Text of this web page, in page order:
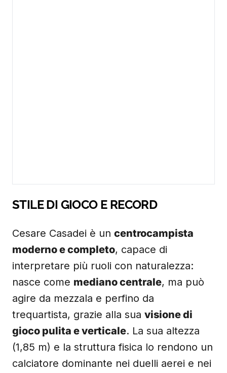
STILE DI GIOCO E RECORD
Cesare Casadei è un centrocampista
moderno e completo, capace di
interpretare più ruoli con naturalezza:
nasce come mediano centrale, ma può
agire da mezzala e perfino da
trequartista, grazie alla sua visione di
gioco pulita e verticale. La sua altezza
(1,85 m) e la struttura fisica lo rendono un
calciatore dominante nei duelli aerei e nei